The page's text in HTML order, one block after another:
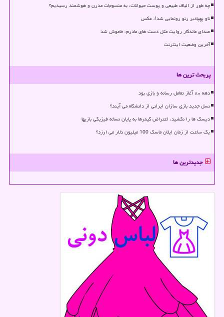
چه طور از الیاف طبیعی و پوست حیوانات، به منسوجات مدرن و هوشمند رسیدیم؟
ناو پهپادبر رنو رونمایی شد!، عکس
صدای ماندگار روایت مثل دست های مادرم، خاموش شد
آخرین وضعیت اینترنت
پربحث ترین ها
دهه ۸۰ آغاز تعامل رسانه و بازی بود
نسل جدید بازی سازان ایرانی از دانشگاه می آیند؟
دیسک ها را نکشید، اعتراض گیمرها به پایان نسخه فیزیکی بازیها
یک ساعت از زمان ایلان ماسک 100 میلیون دلار می ارزد؟
جدیدترین ها